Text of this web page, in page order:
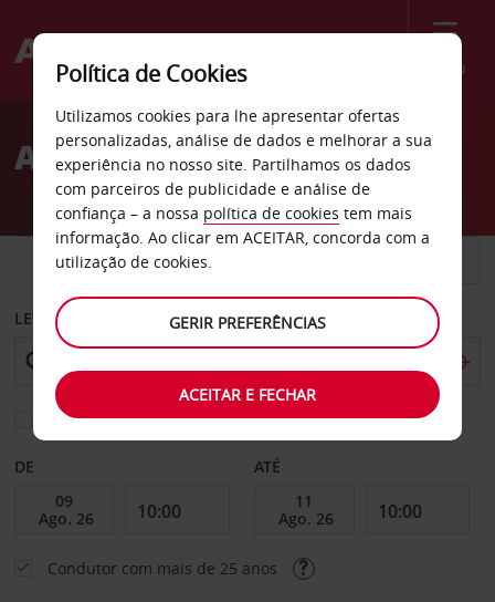
Menu
Welcome
AvisAluguer de carros Denver
CARRO
LEVANTAR EM
Escolher uma estação de devolução diferente
DE ATÉ
Condutor com mais de 25 anos
Política de Cookies
Utilizamos cookies para lhe apresentar ofertas
personalizadas, análise de dados e melhorar a sua
experiência no nosso site. Partilhamos os dados
com parceiros de publicidade e análise de
confiança – a nossa política de cookies tem mais
informação. Ao clicar em ACEITAR, concorda com a
utilização de cookies.
GERIR PREFERÊNCIAS
ACEITAR E FECHAR